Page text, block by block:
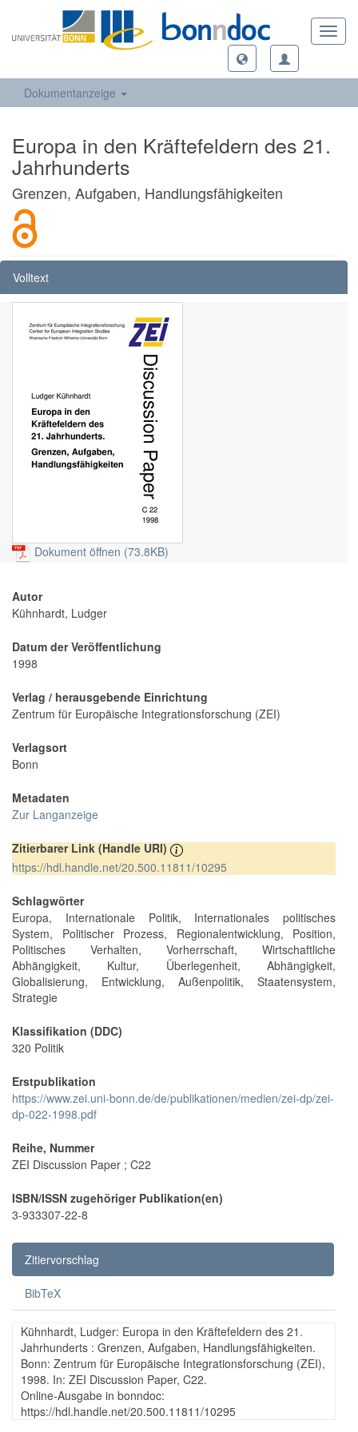
Dokumentanzeige
Europa in den Kräftefeldern des 21.
Jahrhunderts
Grenzen, Aufgaben, Handlungsfähigkeiten
Volltext
Dokument öffnen (73.8KB)
Autor
Kühnhardt, Ludger
Datum der Veröffentlichung
1998
Verlag / herausgebende Einrichtung
Zentrum für Europäische Integrationsforschung (ZEI)
Verlagsort
Bonn
Metadaten
Zur Langanzeige
Zitierbarer Link (Handle URI)
https://hdl.handle.net/20.500.11811/10295
Schlagwörter
Europa, Internationale Politik, Internationales politisches
System, Politischer Prozess, Regionalentwicklung, Position,
Politisches Verhalten, Vorherrschaft, Wirtschaftliche
Abhängigkeit, Kultur, Überlegenheit, Abhängigkeit,
Globalisierung, Entwicklung, Außenpolitik, Staatensystem,
Strategie
Klassifikation (DDC)
320 Politik
Erstpublikation
https://www.zei.uni-bonn.de/de/publikationen/medien/zei-dp/zei-
dp-022-1998.pdf
Reihe, Nummer
ZEI Discussion Paper ; C22
ISBN/ISSN zugehöriger Publikation(en)
3-933307-22-8
Zitiervorschlag
BibTeX
Kühnhardt, Ludger: Europa in den Kräftefeldern des 21.
Jahrhunderts : Grenzen, Aufgaben, Handlungsfähigkeiten.
Bonn: Zentrum für Europäische Integrationsforschung (ZEI),
1998. In: ZEI Discussion Paper, C22.
Online-Ausgabe in bonndoc:
https://hdl.handle.net/20.500.11811/10295